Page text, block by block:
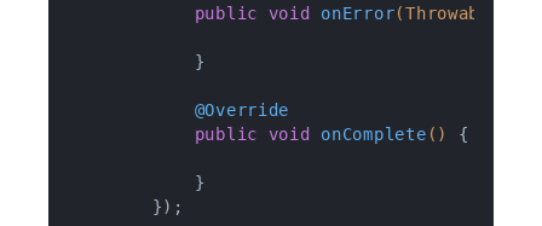
public
void onError(Throwable e)
            }
@Override
public
void onComplete () {
            }